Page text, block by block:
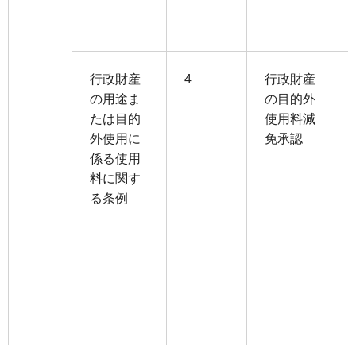
行政財産
の用途ま
たは目的
外使用に
係る使用
料に関す
る条例
4
行政財産
の目的外
使用料減
免承認